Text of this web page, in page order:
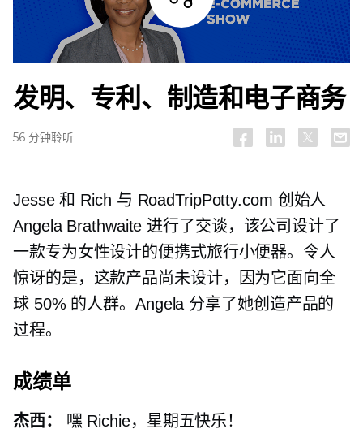
试听
发明、专利、制造和电子商务
56 分钟聆听
Jesse 和 Rich 与 RoadTripPotty.com 创始人
Angela Brathwaite 进行了交谈，该公司设计了
一款专为女性设计的便携式旅行小便器。令人
惊讶的是，这款产品尚未设计，因为它面向全
球 50% 的人群。Angela 分享了她创造产品的
过程。
成绩单
杰西： 嘿 Richie，星期五快乐！